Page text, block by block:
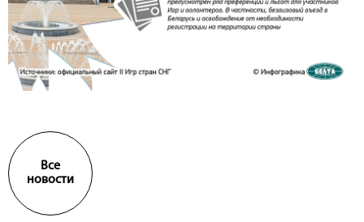
Все
новости